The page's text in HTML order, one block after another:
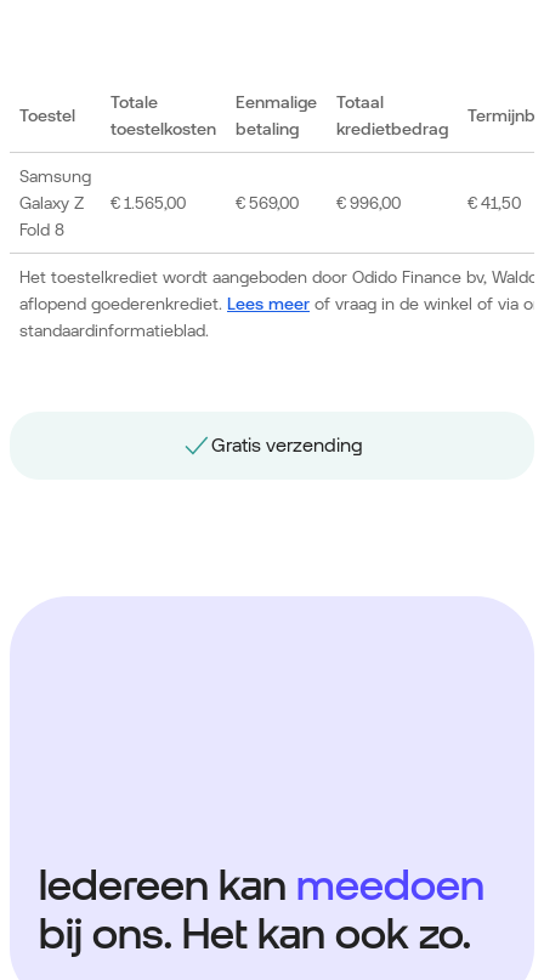
Toestel
Totale
toestelkosten
Eenmalige
betaling
Totaal
kredietbedrag
Het toestelkrediet wordt aangeboden door Odido Finance bv,
aflopend goederenkrediet. Lees meer of vraag in de winkel of via
standaardinformatieblad.
Samsung
Galaxy Z
Fold 8
€ 1.565,00 € 569,00 € 996,00 € 41,50
Gratis nummerbehoud
Iedereen kan meedoen
bij ons. Het kan ook zo.